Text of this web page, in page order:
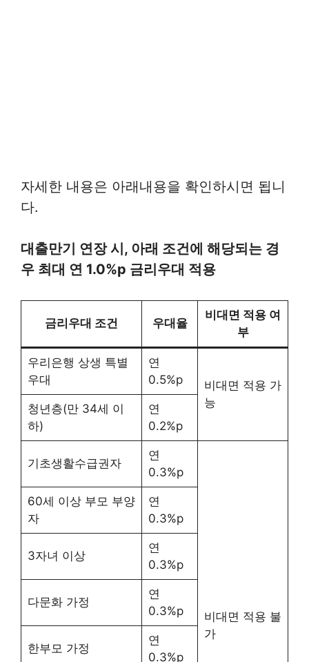
자세한 내용은 아래내용을 확인하시면 됩니
다.
대출만기 연장 시, 아래 조건에 해당되는 경
우 최대 연 1.0%p 금리우대 적용
금리우대 조건 우대율
비대면 적용 여
부
우리은행 상생 특별
우대
연
0.5%p
비대면 적용 가
능
청년층(만 34세 이
하)
연
0.2%p
기초생활수급권자
연
0.3%p
비대면 적용 불
가
60세 이상 부모 부양
자
연
0.3%p
3자녀 이상
연
0.3%p
다문화 가정
연
0.3%p
한부모 가정
연
0.3%p